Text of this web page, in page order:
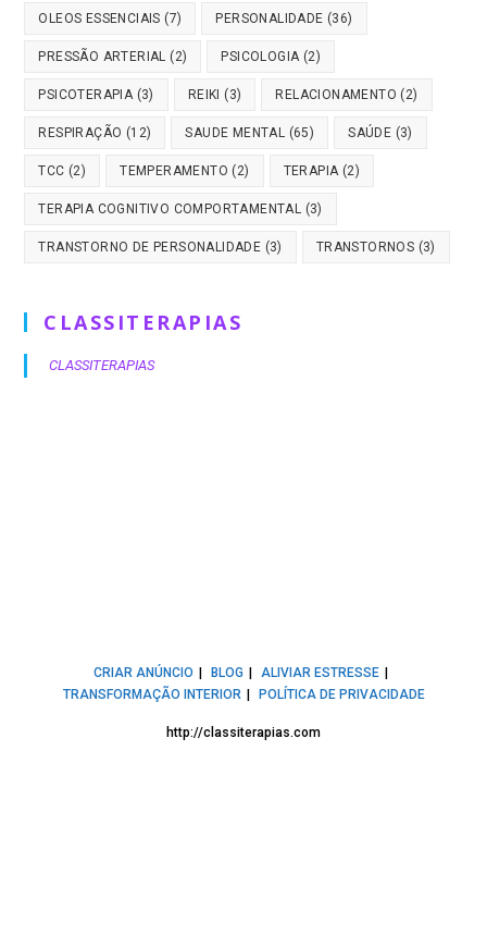
OLEOS ESSENCIAIS (7) PERSONALIDADE (36)
PRESSÃO ARTERIAL (2) PSICOLOGIA(2)
PSICOTERAPIA(3) REIKI (3) RELACIONAMENTO (2)
RESPIRAÇÃO (12) SAUDE MENTAL (65) SAÚDE (3)
TCC (2) TEMPERAMENTO (2) TERAPIA(2)
TERAPIA COGNITIVO COMPORTAMENTAL (3)
TRANSTORNO DE PERSONALIDADE (3) TRANSTORNOS (3)
CLASSITERAPIAS
CLASSITERAPIAS
CRIAR ANÚNCIO BLOG
ALIVIAR ESTRESSE
TRANSFORMAÇÃO INTERIOR
POLÍTICA DE PRIVACIDADE
http://classiterapias.com